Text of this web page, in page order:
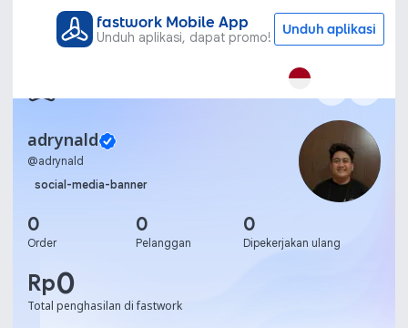
fastwork Mobile App
Unduh aplikasi, dapat promo! Unduh aplikasi
adrynald
@adrynald
social-media-banner
0
Order
0
Pelanggan
0
Dipekerjakan ulang
Rp0
Total penghasilan di fastwork